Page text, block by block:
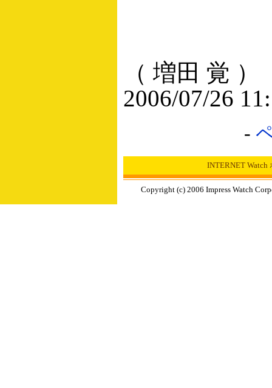
（ 増田 覚 ）
2006/07/26
-
INTERNET Watch
Copyright (c) 2006 Impress Watch